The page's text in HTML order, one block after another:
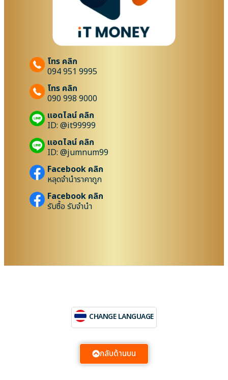
โทร คลิก
094 951 9995
โทร คลิก
090 998 9000
แอดไลน์ คลิก
ID: @it99999
แอดไลน์ คลิก
ID: @jumnum99
Facebook คลิก
หลุดจำนำราคาถูก
Facebook คลิก
รับซื้อ รับจำนำ
CHANGE LANGUAGE
กลับด้านบน